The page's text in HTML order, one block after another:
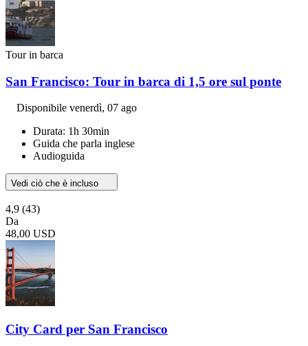
Tour in barca
San Francisco: Tour in barca di 1,5 ore sul ponte
Disponibile venerdì, 07 ago
Durata: 1h 30min
Guida che parla inglese
Audioguida
Vedi ciò che è incluso
4,9 (43)
Da
48,00 USD
City Card per San Francisco